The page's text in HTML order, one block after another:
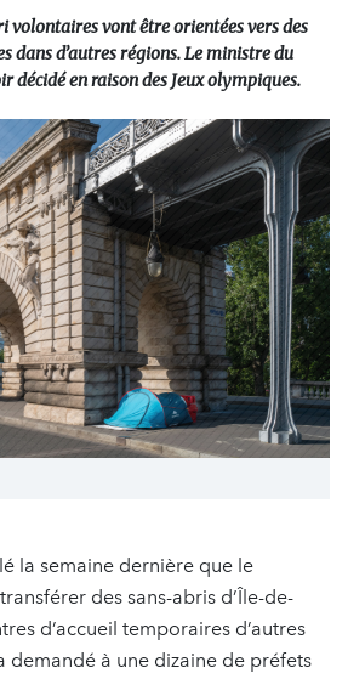
volontaires vont être orientées vers des
dans d’autres régions. Le ministre du
décidé en raison des Jeux olympiques.
la semaine dernière que le
des sans-abris d’Île-de-
d’accueil temporaires d’autres
demandé à une dizaine de préfets